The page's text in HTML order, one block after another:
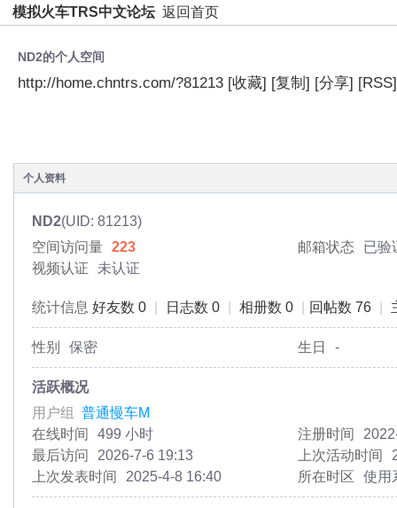
模拟火车TRS中文论坛 返回首页
ND2的个人空间
http://home.chntrs.com/?81213 [收藏] [复制] [分享] [RSS]
个人资料
ND2(UID: 81213)
空间访问量 223 邮箱状态
已验
视频认证
未认证
统计信息 好友数 0 日志数 0 相册数 0 回帖数 76
性别 保密 生日 -
活跃概况
用户组 普通慢车M
在线时间
499 小时 注册时间
最后访问
2026-7-6 19:13 上次活动时间
上次发表时间
2025-4-8 16:40 所在时区 使用